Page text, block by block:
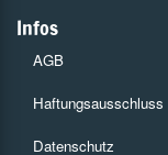
Infos
AGB
Haftungsausschluss
Datenschutz